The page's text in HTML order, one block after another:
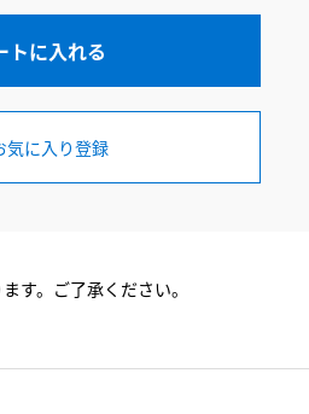
トに入れる
気に入り登録
す。ご了承ください。